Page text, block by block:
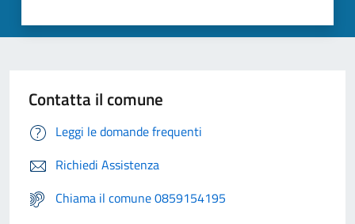
Contatta il comune
Leggi le domande frequenti
Richiedi Assistenza
Chiama il comune 0859154195